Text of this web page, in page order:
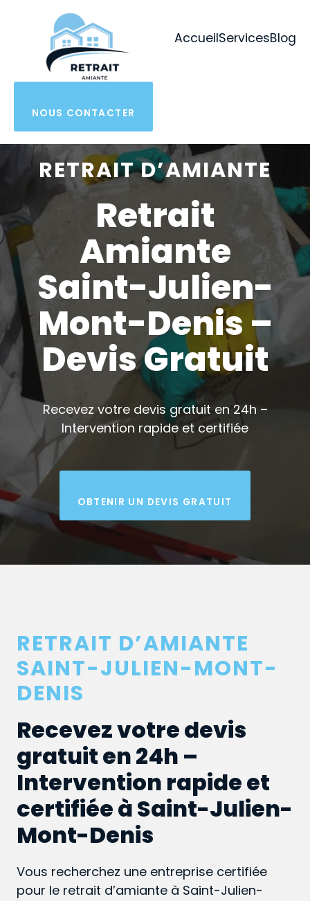
AccueilServicesBlog
NOUS CONTACTER
RETRAIT D’AMIANTE
Retrait
Amiante
Saint-Julien-
Mont-Denis –
Devis Gratuit
Recevez votre devis gratuit en 24h –
Intervention rapide et certifiée
OBTENIR UN DEVIS GRATUIT
RETRAIT D’AMIANTE
SAINT-JULIEN-MONT-
DENIS
Recevez votre devis
gratuit en 24h –
Intervention rapide et
certifiée à Saint-Julien-
Mont-Denis
Vous recherchez une entreprise certifiée
pour le retrait d’amiante à Saint-Julien-